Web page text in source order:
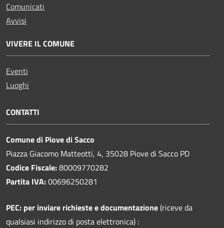
Comunicati
Avvisi
VIVERE IL COMUNE
Eventi
Luoghi
CONTATTI
Comune di Piove di Sacco
Piazza Giacomo Matteotti, 4, 35028 Piove di Sacco PD
Codice Fiscale:80009770282
Partita IVA:00696250281
PEC: per inviare richieste e documentazione(riceve da
qualsiasi indirizzo di posta elettronica) :